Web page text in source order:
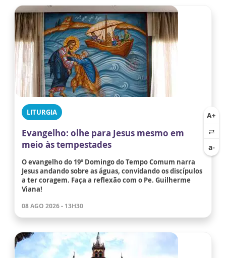
LITURGIA
Evangelho: olhe para Jesus mesmo em
meio às tempestades
O evangelho do 19º Domingo do Tempo Comum narra
Jesus andando sobre as águas, convidando os discípulos
a ter coragem. Faça a reflexão com o Pe. Guilherme
Viana!
08 AGO 2026 - 13H30